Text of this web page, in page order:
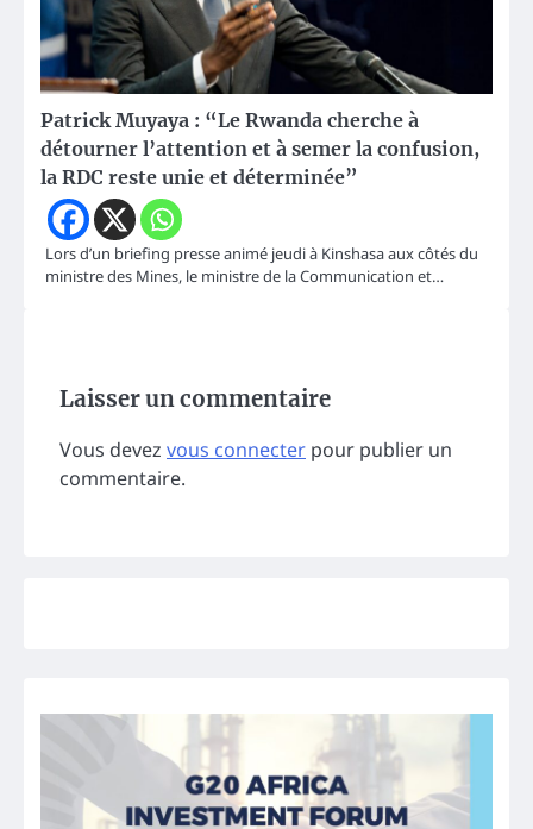
Patrick Muyaya : “Le Rwanda cherche à
détourner l’attention et à semer la confusion,
la RDC reste unie et déterminée”
Lors d’un briefing presse animé jeudi à Kinshasa aux côtés du
ministre des Mines, le ministre de la Communication et…
Laisser un commentaire
Vous devez vous connecter pour publier un
commentaire.